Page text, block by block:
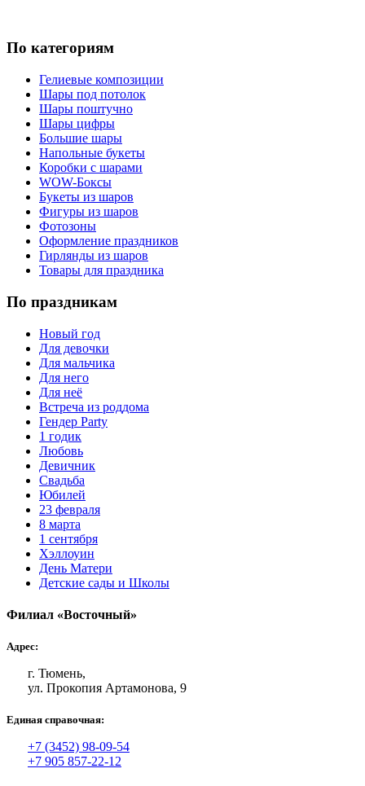
По категориям
Гелиевые композиции
Шары под потолок
Шары поштучно
Шары цифры
Большие шары
Напольные букеты
Коробки с шарами
WOW-Боксы
Букеты из шаров
Фигуры из шаров
Фотозоны
Оформление праздников
Гирлянды из шаров
Товары для праздника
По праздникам
Новый год
Для девочки
Для мальчика
Для него
Для неё
Встреча из роддома
Гендер Party
1 годик
Любовь
Девичник
Свадьба
Юбилей
23 февраля
8 марта
1 сентября
Хэллоуин
День Матери
Детские сады и Школы
Филиал «Восточный»
Адрес:
г. Тюмень,
ул. Прокопия Артамонова, 9
Единая справочная:
+7 (3452) 98-09-54
+7 905 857-22-12